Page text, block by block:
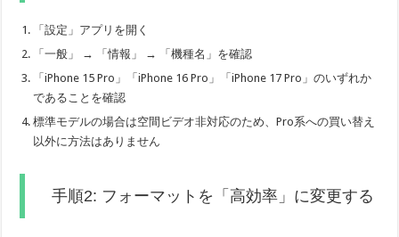
「設定」アプリを開く
「一般」 → 「情報」 → 「機種名」を確認
「iPhone 15 Pro」「iPhone 16 Pro」「iPhone 17 Pro」のいずれか
であることを確認
標準モデルの場合は空間ビデオ非対応のため、Pro系への買い替え
以外に方法はありません
手順2: フォーマットを「高効率」に変更する